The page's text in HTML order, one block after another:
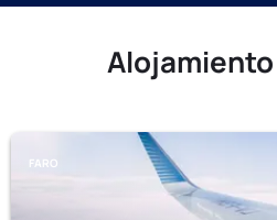
FARO